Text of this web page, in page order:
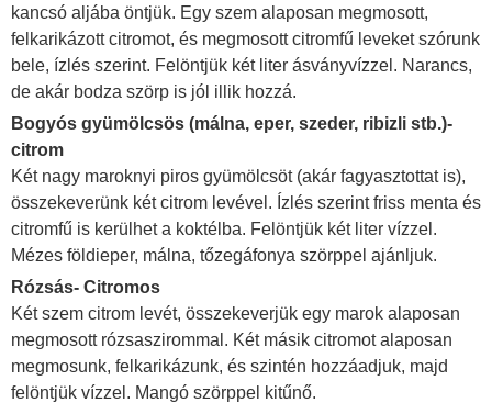
kancsó aljába öntjük. Egy szem alaposan megmosott,
felkarikázott citromot, és megmosott citromfű leveket szórunk
bele, ízlés szerint. Felöntjük két liter ásványvízzel. Narancs,
de akár bodza szörp is jól illik hozzá.
Bogyós gyümölcsös (málna, eper, szeder, ribizli stb.)-
citrom
Két nagy maroknyi piros gyümölcsöt (akár fagyasztottat is),
összekeverünk két citrom levével. Ízlés szerint friss menta és
citromfű is kerülhet a koktélba. Felöntjük két liter vízzel.
Mézes földieper, málna, tőzegáfonya szörppel ajánljuk.
Rózsás- Citromos
Két szem citrom levét, összekeverjük egy marok alaposan
megmosott rózsaszirommal. Két másik citromot alaposan
megmosunk, felkarikázunk, és szintén hozzáadjuk, majd
felöntjük vízzel. Mangó szörppel kitűnő.